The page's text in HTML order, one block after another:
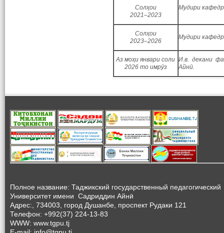
Солҳои
2021–2023
Мудири
Солҳои
2023–2026
Мудири
Аз моҳи январи соли
2026 то имрӯз
И.в. декани
Айнӣ.
Полное название: Таджикский государственный педагогический
Университет имени Садриддин Айнӣ
Адрес:, 734003, город Душанбе, проспект Рудаки 121
Телефон: +992(37) 224-13-83
WWW: www.tgpu.tj